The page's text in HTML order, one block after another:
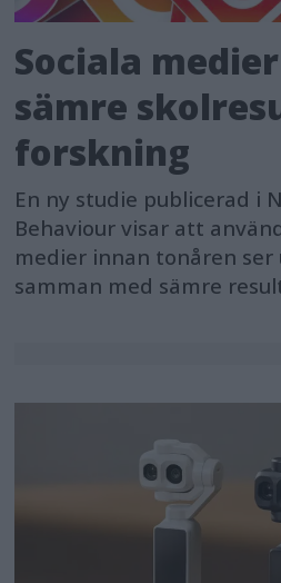
Sociala
sämre
forskning
En ny studie publicerad i
Behaviour visar att
medier innan tonåren
samman med sämre